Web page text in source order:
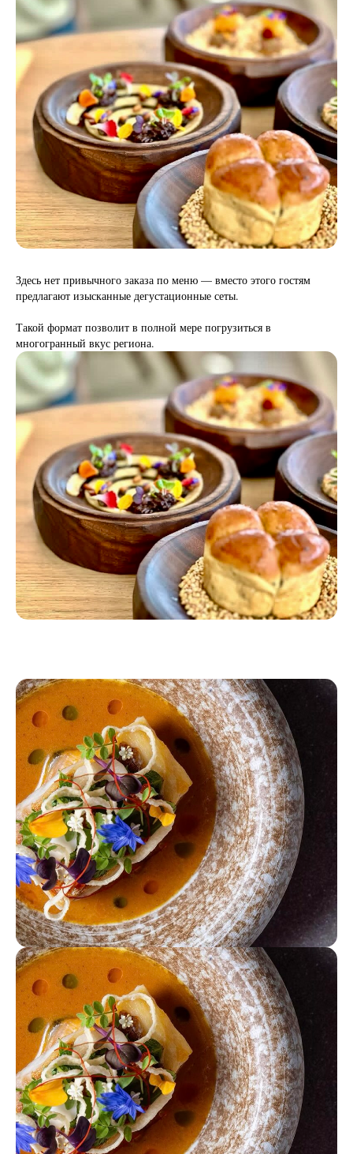
Здесь нет привычного заказа по меню — вместо этого гостям
предлагают изысканные дегустационные сеты.
Такой формат позволит в полной мере погрузиться в
многогранный вкус региона.